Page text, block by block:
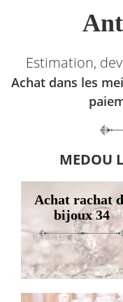
Estimation,
Achat dans les
MEDOU
Achat rachat
bijoux 34